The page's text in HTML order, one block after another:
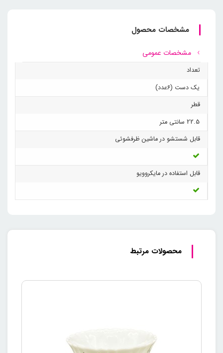
مشخصات محصول
مشخصات عمومی
تعداد
یک دست (6عدد)
قطر
22.5 سانتی متر
قابل شستشو در ماشین ظرفشوئی
قابل استفاده در مایکروویو
محصولات مرتبط